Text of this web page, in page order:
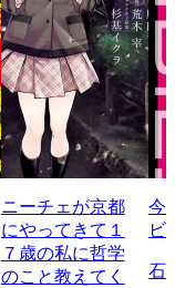
ニーチェが京都
にやってきて１
７歳の私に哲学
のこと教えてく
今
ビ
石